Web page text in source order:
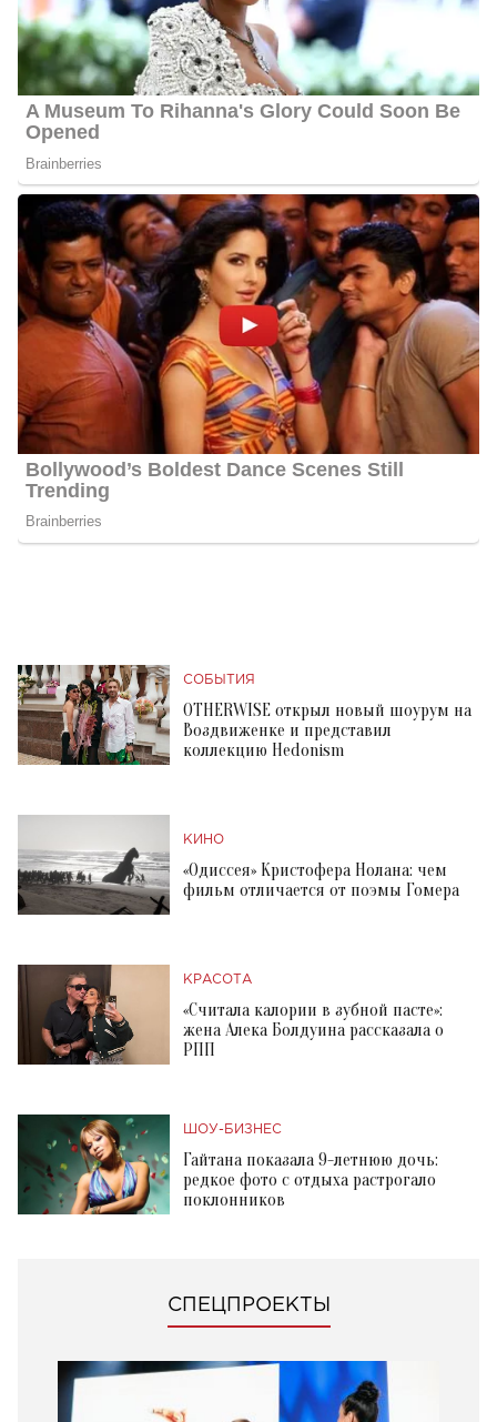
СОБЫТИЯ
OTHERWISE открыл новый шоурум на
Воздвиженке и представил
коллекцию Hedonism
КИНО
«Одиссея» Кристофера Нолана: чем
фильм отличается от поэмы Гомера
КРАСОТА
«Считала калории в зубной пасте»:
жена Алека Болдуина рассказала о
РПП
ШОУ-БИЗНЕС
Гайтана показала 9-летнюю дочь:
редкое фото с отдыха растрогало
поклонников
СПЕЦПРОЕКТЫ